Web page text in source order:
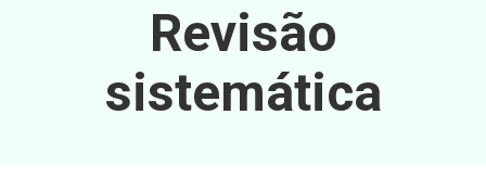
Revisão
sistemática